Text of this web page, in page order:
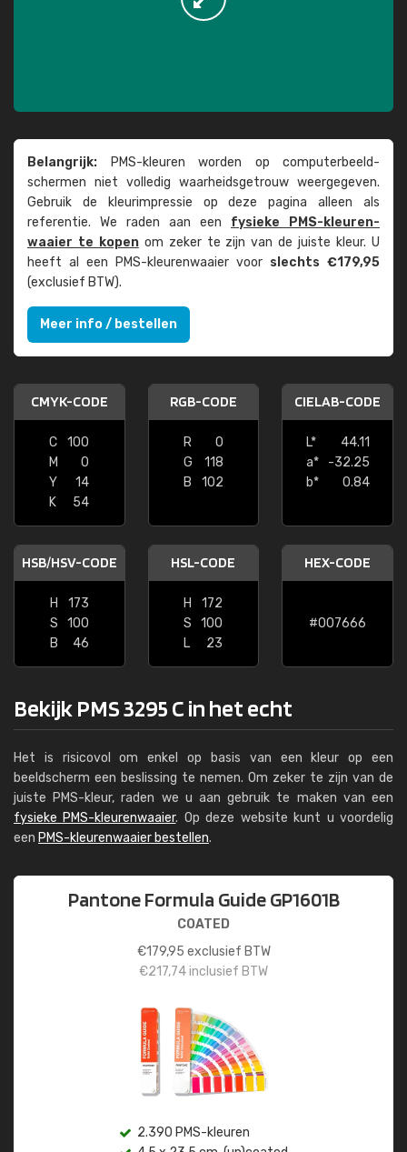
Belangrijk: PMS-kleuren worden op computer­beeld­
schermen niet volledig waarheids­­getrouw weer­gegeven.
Gebruik de kleur­impressie op deze pagina alleen als
referentie. We raden aan een fysieke PMS-kleuren­
waaier te kopenom zeker te zijn van de juiste kleur. U
heeft al een PMS-kleuren­waaier voor slechts €179,95
(exclusief BTW).
Meer info / bestellen
CMYK-CODE
C
100
M
0
Y
14
K
54
RGB-CODE
R
0
G
118
B
102
CIELAB-CODE
L*
44.11
a*
-32.25
b*
0.84
HSB/HSV-CODE
H
173
S
100
B
46
HSL-CODE
H
172
S
100
L
23
HEX-CODE
#007666
Bekijk PMS 3295 C in het echt
Het is risicovol om enkel op basis van een kleur op een
beeldscherm een beslissing te nemen. Om zeker te zijn van de
juiste PMS-kleur, raden we u aan gebruik te maken van een
fysieke PMS-kleurenwaaier. Op deze website kunt u voordelig
een PMS-kleurenwaaier bestellen.
Pantone Formula Guide GP1601B
COATED
€179,95 exclusief BTW
€217,74inclusief BTW
2.390 PMS-kleuren